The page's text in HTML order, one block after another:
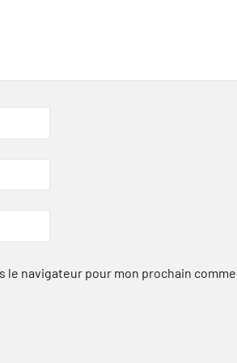
navigateur pour mon prochain